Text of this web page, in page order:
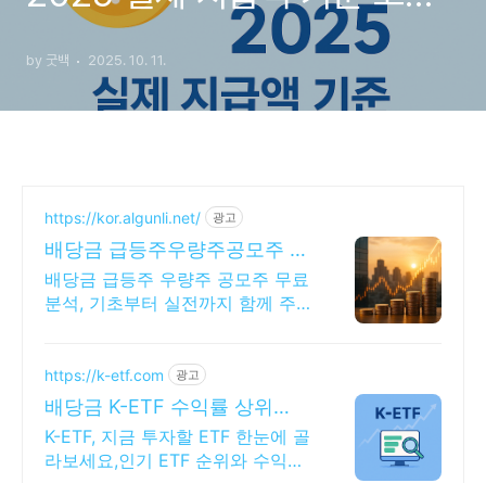
당 종목 순위
by 굿백 2025. 10. 11.
https://kor.algunli.net/ 광고
배당금 급등주우량주공모주 추
종목전망, 분석자료 제공
배당금 급등주 우량주 공모주 무료
분석, 기초부터 실전까지 함께 주
합니다
https://k-etf.com 광고
배당금 K-ETF 수익률 상위
ETF 한눈에!
K-ETF, 지금 투자할 ETF 한눈에 골
라보세요,인기 ETF 순위와 수익률